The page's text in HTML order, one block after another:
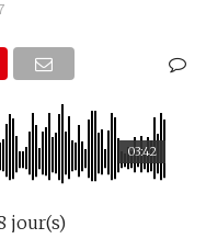
03:42
jour(s)